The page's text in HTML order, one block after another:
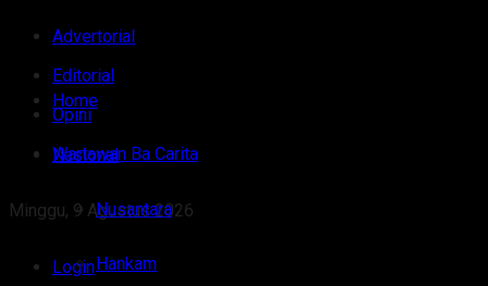
Advertorial
Editorial
Opini
Wartawan Ba Carita
Minggu, 9 Agustus 2026
Login
Home
Nasional
Nusantara
Hankam